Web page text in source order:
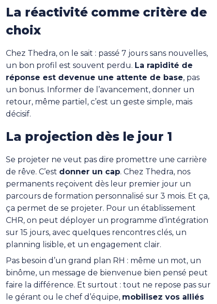
La réactivité comme critère de
choix
Chez Thedra, on le sait : passé 7 jours sans nouvelles,
un bon profil est souvent perdu. La rapidité de
réponse est devenue une attente de base, pas
un bonus. Informer de l’avancement, donner un
retour, même partiel, c’est un geste simple, mais
décisif.
La projection dès le jour 1
Se projeter ne veut pas dire promettre une carrière
de rêve. C’est donner un cap. Chez Thedra, nos
permanents reçoivent dès leur premier jour un
parcours de formation personnalisé sur 3 mois. Et ça,
ça permet de se projeter. Pour un établissement
CHR, on peut déployer un programme d’intégration
sur 15 jours, avec quelques rencontres clés, un
planning lisible, et un engagement clair.
Pas besoin d’un grand plan RH : même un mot, un
binôme, un message de bienvenue bien pensé peut
faire la différence. Et surtout : tout ne repose pas sur
le gérant ou le chef d’équipe, mobilisez vos alliés